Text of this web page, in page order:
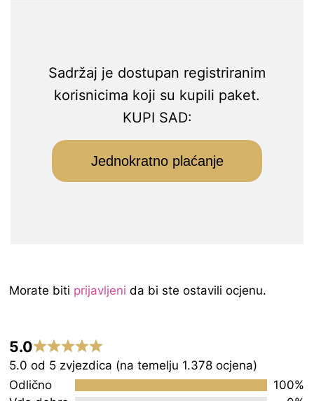
Sadržaj je dostupan registriranim
korisnicima koji su kupili paket.
KUPI SAD:
Jednokratno plaćanje
Morate biti prijavljeni da bi ste ostavili ocjenu.
5.0
Rated
5.0
5.0 od 5 zvjezdica (na temelju 1.378 ocjena)
Odlično
100%